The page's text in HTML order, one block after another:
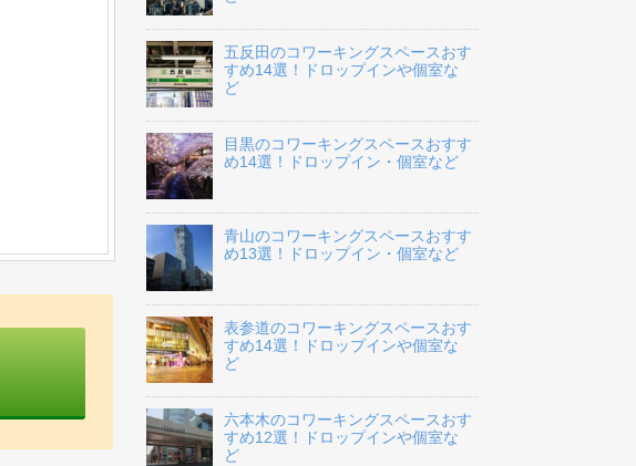
五反田のコワーキングスペースおす
すめ14選！ドロップインや個室な
ど
目黒のコワーキングスペースおすす
め14選！ドロップイン・個室など
青山のコワーキングスペースおすす
め13選！ドロップイン・個室など
表参道のコワーキングスペースおす
すめ14選！ドロップインや個室な
ど
六本木のコワーキングスペースおす
すめ12選！ドロップインや個室な
ど